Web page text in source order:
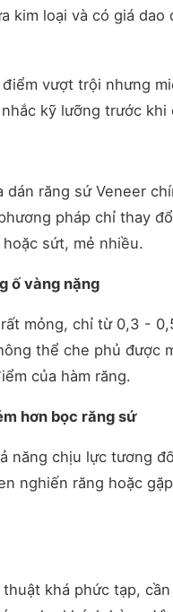
kim loại và có giá
vượt trội nhưng
kỹ lưỡng trước khi
dán răng sứ Veneer
pháp chỉ thay
sứt, mẻ nhiều.
ố vàng nặng
mỏng, chỉ từ 0,3 -
thể che phủ được
của hàm răng.
hơn bọc răng sứ
năng chịu lực tương
nghiến răng hoặc
khá phức tạp,